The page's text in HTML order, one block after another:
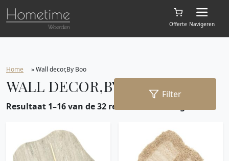
Offerte Navigeren
Home »Wall decor,By Boo
WALL DECOR,BY BOO
Filter
Resultaat 1–16 van de 32 resultaten wordt getoond